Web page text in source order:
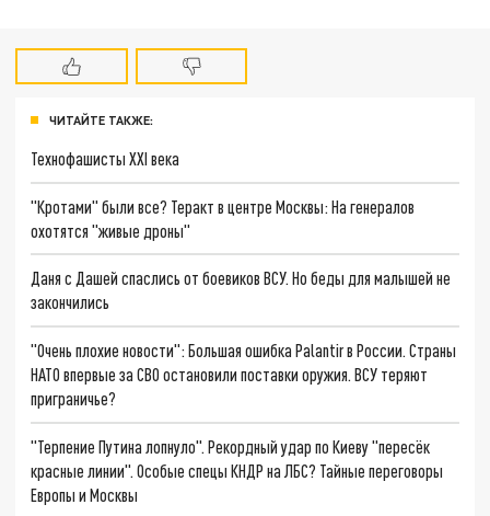
ЧИТАЙТЕ ТАКЖЕ:
Технофашисты XXI века
"Кротами" были все? Теракт в центре Москвы: На генералов
охотятся "живые дроны"
Даня с Дашей спаслись от боевиков ВСУ. Но беды для малышей не
закончились
"Очень плохие новости": Большая ошибка Palantir в России. Страны
НАТО впервые за СВО остановили поставки оружия. ВСУ теряют
приграничье?
"Терпение Путина лопнуло". Рекордный удар по Киеву "пересёк
красные линии". Особые спецы КНДР на ЛБС? Тайные переговоры
Европы и Москвы